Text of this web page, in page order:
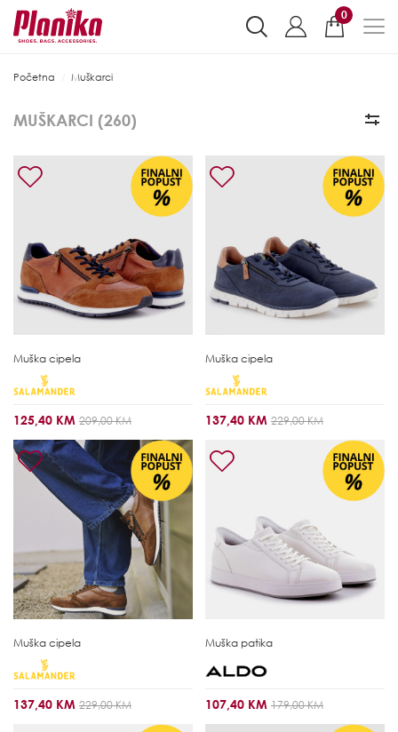
0
Početna Muškarci
MUŠKARCI (260)
Muška cipela
125,40 KM 209,00 KM
Muška cipela
137,40 KM 229,00 KM
Muška cipela
137,40 KM 229,00 KM
Muška patika
107,40 KM 179,00 KM